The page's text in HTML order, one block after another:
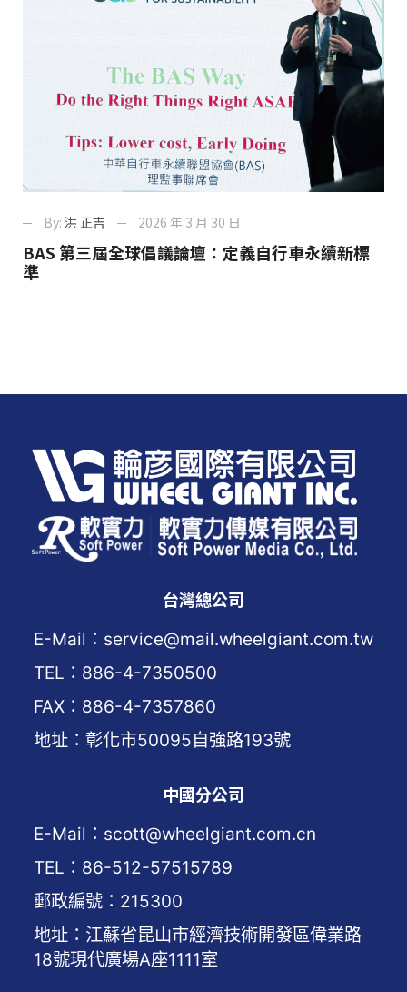
By: 洪 正吉 2026 年 3 月 30 日
BAS 第三屆全球倡議論壇：定義自行車永續新標
準
台灣總公司
E-Mail：service@mail.wheelgiant.com.tw
TEL：886-4-7350500
FAX：886-4-7357860
地址：彰化市50095自強路193號
中國分公司
E-Mail：scott@wheelgiant.com.cn
TEL：86-512-57515789
郵政編號：215300
地址：江蘇省昆山市經濟技術開發區偉業路
18號現代廣場A座1111室